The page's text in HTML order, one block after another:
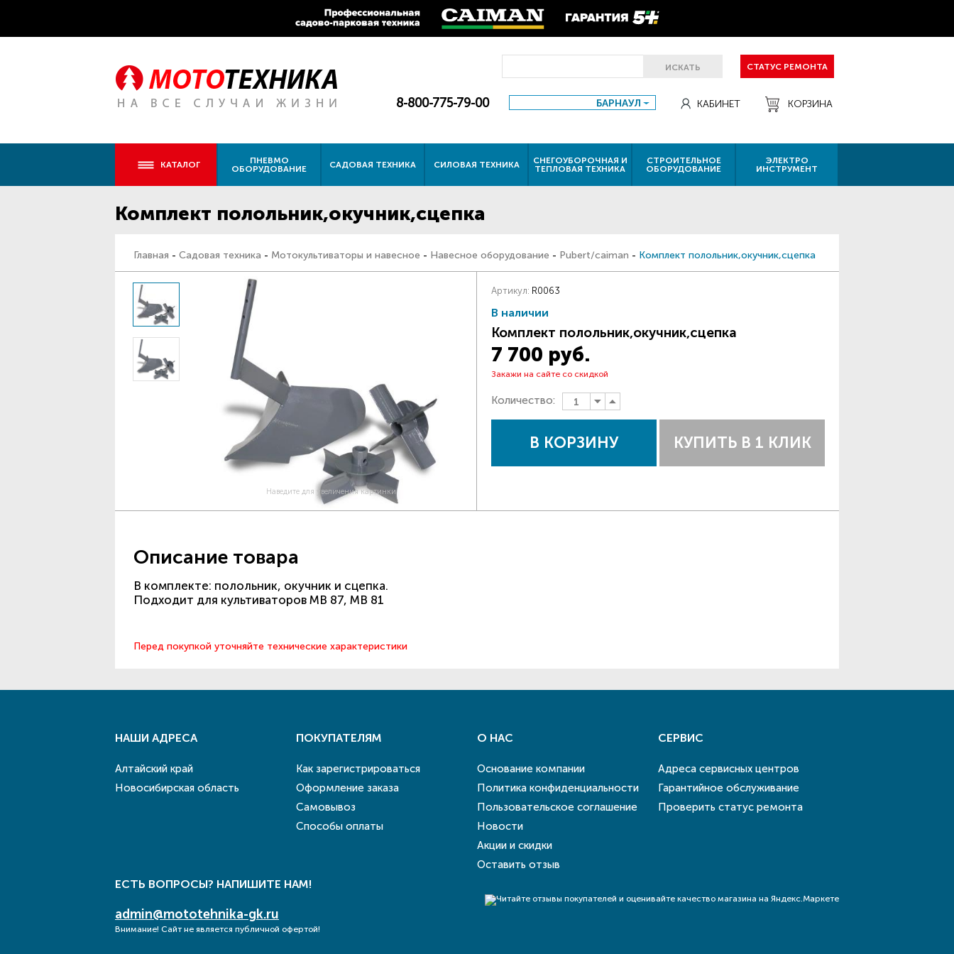
ИСКАТЬ СТАТУС РЕМОНТА
8-800-775-79-00 БАРНАУЛ КАБИНЕТ КОРЗИНА
КАТАЛОГ
ПНЕВМО
ОБОРУДОВАНИЕ
САДОВАЯ ТЕХНИКА СИЛОВАЯ ТЕХНИКА
СНЕГОУБОРОЧНАЯ И
ТЕПЛОВАЯ ТЕХНИКА
СТРОИТЕЛЬНОЕ
ОБОРУДОВАНИЕ
ЭЛЕКТРО
ИНСТРУМЕНТ
Комплект полольник,окучник,сцепка
Главная - Садовая техника - Мотокультиваторы и навесное - Навесное оборудование - Pubert/caiman - Комплект полольник,окучник,сцепка
Наведите для увеличения картинки
Артикул: R0063
В наличии
Комплект полольник,окучник,сцепка
7 700 руб.
Закажи на сайте со скидкой
Количество:
В КОРЗИНУ КУПИТЬ В 1 КЛИК
Описание товара
В комплекте: полольник, окучник и сцепка.
Подходит для культиваторов MB 87, MB 81
Перед покупкой уточняйте технические характеристики
НАШИ АДРЕСА
Алтайский край
Новосибирская область
ПОКУПАТЕЛЯМ
Как зарегистрироваться
Оформление заказа
Самовывоз
Способы оплаты
О НАС
Основание компании
Политика конфиденциальности
Пользовательское соглашение
Новости
Акции и скидки
Оставить отзыв
СЕРВИС
Адреса сервисных центров
Гарантийное обслуживание
Проверить статус ремонта
ЕСТЬ ВОПРОСЫ? НАПИШИТЕ НАМ!
admin@mototehnika-gk.ru
Внимание! Сайт не является публичной офертой!